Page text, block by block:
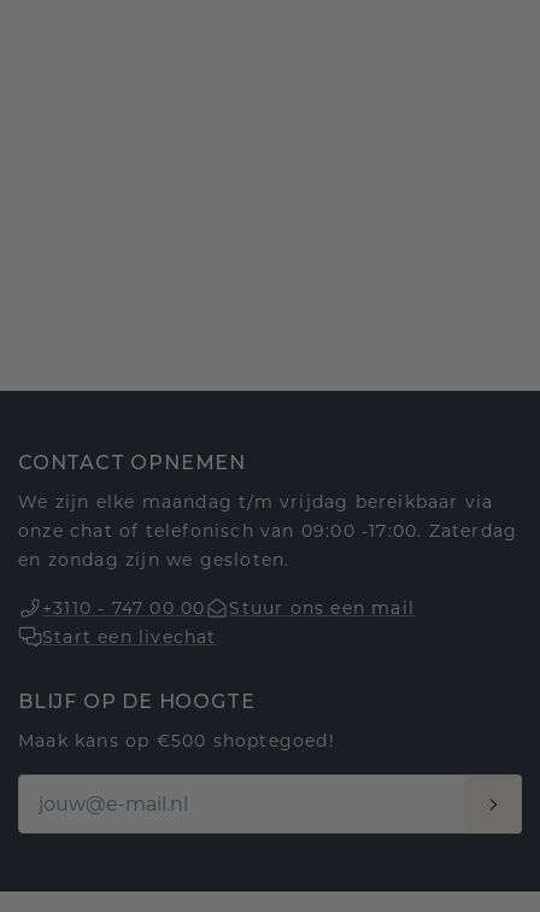
CONTACT OPNEMEN
We zijn elke maandag t/m vrijdag bereikbaar via
onze chat of telefonisch van 09:00 -17:00. Zaterdag
en zondag zijn we gesloten.
+3110 - 747 00 00
Stuur ons een mail
Start een livechat
BLIJF OP DE HOOGTE
Maak kans op €500 shoptegoed!